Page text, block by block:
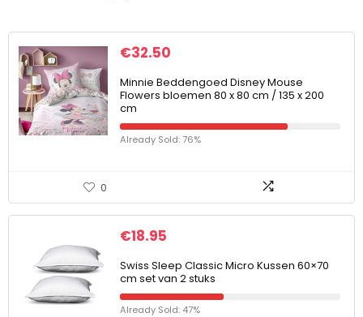
€32.50
Minnie Beddengoed Disney Mouse
Flowers bloemen 80 x 80 cm / 135 x 200
cm
Already Sold: 76%
0
€18.95
Swiss Sleep Classic Micro Kussen 60×70
cm set van 2 stuks
Already Sold: 47%